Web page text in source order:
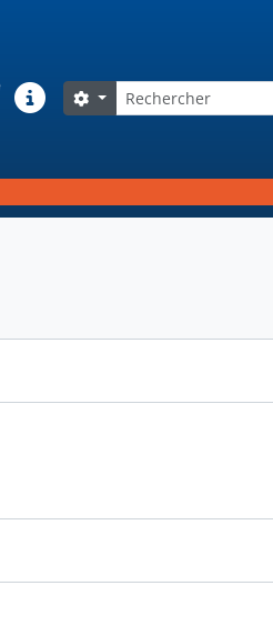
Liens rapidesRechercher
Search options